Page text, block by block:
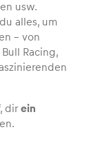
usw.
alles, um
– von
Racing,
direin